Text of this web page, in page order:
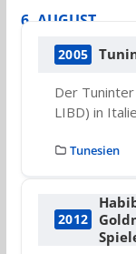
6. AUGUST
2005
Der
LIBD) in
Tunesien
2012